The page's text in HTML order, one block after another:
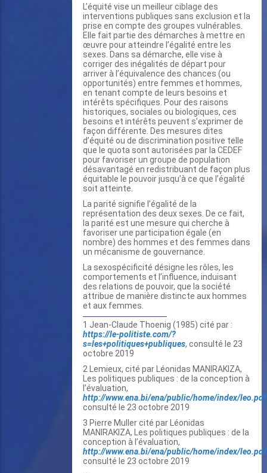
L’équité vise un meilleur ciblage des
interventions publiques sans exclusion et la
prise en compte des groupes vulnérables.
Elle fait partie des démarches à mettre en
œuvre pour atteindre l’égalité entre les
sexes. Dans sa démarche, elle vise à
corriger des inégalités de départ pour
arriver à l’équivalence des chances (ou
opportunités) entre femmes et hommes,
en tenant compte de leurs besoins et
intérêts spécifiques. Pour des raisons
historiques, sociales ou biologiques, ces
besoins et intérêts peuvent s’exprimer de
façon différente. Des mesures dites
d’équité ou de discrimination positive telle
que le quota sont autorisées par la CEDEF
pour favoriser un groupe de population
désavantagé en redistribuant de façon plus
équitable le pouvoir jusqu’à ce que l’égalité
soit atteinte.
La parité signifie l’égalité de la
représentation des deux sexes. De ce fait,
la parité est une mesure qui cherche à
favoriser une participation égale (en
nombre) des hommes et des femmes dans
un mécanisme de gouvernance.
La sexospécificité désigne les rôles, les
comportements et l’influence, induisant
des relations de pouvoir, que la société
attribue de manière distincte aux hommes
et aux femmes.
1 Jean-Claude Thoenig (1985) cité par :
https://le-politiste.com/?
s=les+politiques+publiques, consulté le 23
octobre 2019
2 Lemieux, cité par Léonidas MANIRAKIZA,
Les politiques publiques : de la conception à
l’évaluation,
http://www.ena.bi/ena/public/home/index/leo.pdf
consulté le 23 octobre 2019
3 Pierre Muller cité par Léonidas
MANIRAKIZA, Les politiques publiques : de la
conception à l’évaluation,
http://www.ena.bi/ena/public/home/index/leo.pdf
consulté le 23 octobre 2019